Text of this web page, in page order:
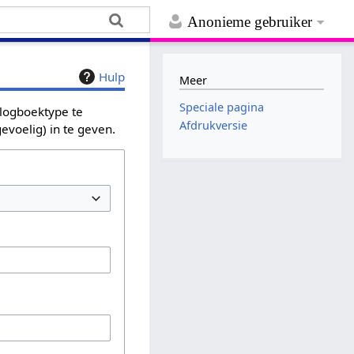
Anonieme gebruiker
Hulp
te
in te geven.
Meer
Speciale pagina
Afdrukversie